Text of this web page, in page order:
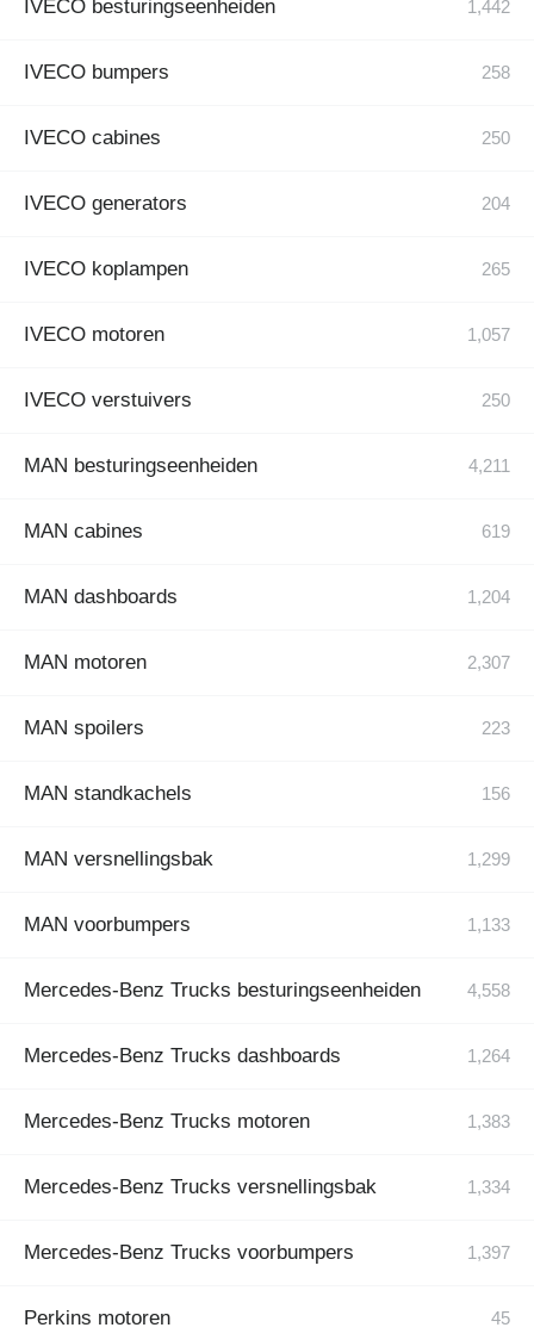
IVECO besturingseenheiden
IVECO bumpers
IVECO cabines
IVECO generators
IVECO koplampen
IVECO motoren
IVECO verstuivers
MAN besturingseenheiden
MAN cabines
MAN dashboards
MAN motoren
MAN spoilers
MAN standkachels
MAN versnellingsbak
MAN voorbumpers
Mercedes-Benz Trucks besturingseenheiden
Mercedes-Benz Trucks dashboards
Mercedes-Benz Trucks motoren
Mercedes-Benz Trucks versnellingsbak
Mercedes-Benz Trucks voorbumpers
Perkins motoren